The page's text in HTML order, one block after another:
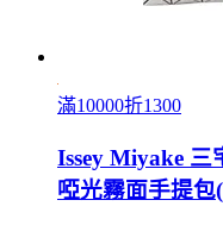
滿10000折1300
Issey Miyake
啞光霧面手提包